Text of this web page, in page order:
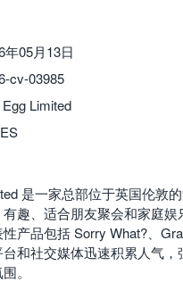
05月13日
cv-03985
Limited
是一家总部位于英国伦敦
趣、适合朋友聚会和家庭娱
产品包括 Sorry What?、
和社交媒体迅速积累人气，
。